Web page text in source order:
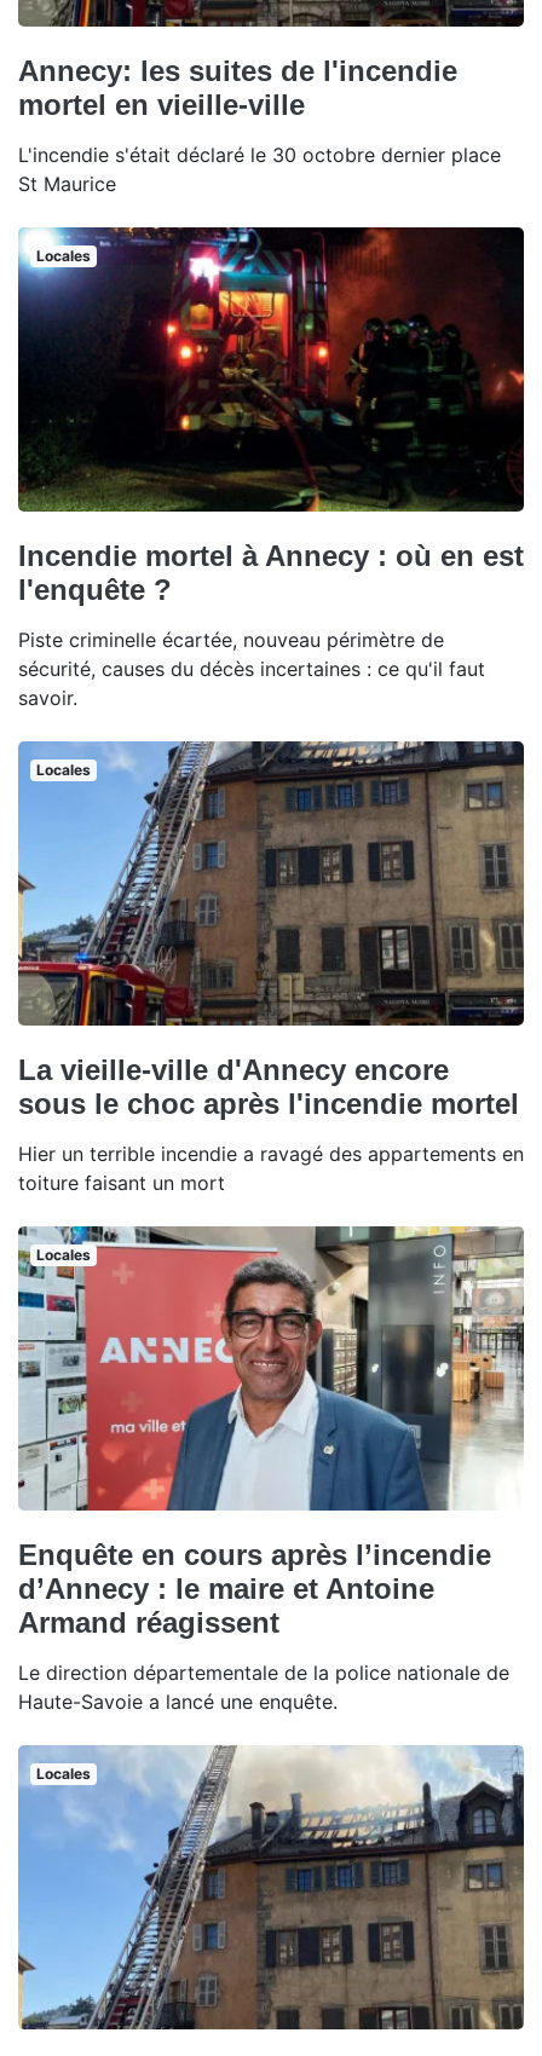
Annecy: les suites de l'incendie
mortel en vieille-ville
L'incendie s'était déclaré le 30 octobre dernier place
St Maurice
Locales
Incendie mortel à Annecy : où en est
l'enquête ?
Piste criminelle écartée, nouveau périmètre de
sécurité, causes du décès incertaines : ce qu'il faut
savoir.
Locales
La vieille-ville d'Annecy encore
sous le choc après l'incendie mortel
Hier un terrible incendie a ravagé des appartements en
toiture faisant un mort
Locales
Enquête en cours après l’incendie
d’Annecy : le maire et Antoine
Armand réagissent
Le direction départementale de la police nationale de
Haute-Savoie a lancé une enquête.
Locales